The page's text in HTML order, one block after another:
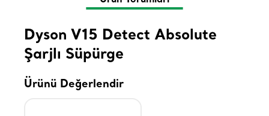
Dyson V15 Detect Absolute
Şarjlı Süpürge
Ürünü Değerlendir